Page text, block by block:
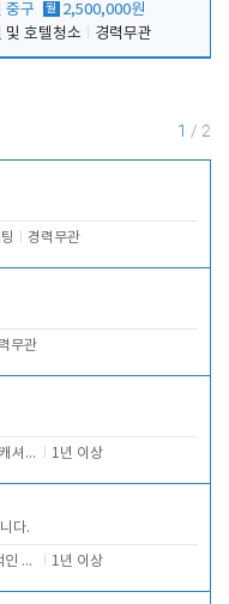
중구 월 2,500,000원
및 호텔청소
경력무관
1 / 2
경력무관
무관
베팅.,청소<<캐셔 모셔봅니다. 1년 이상
다.
주차 및 전반적인 당번업무 1년 이상